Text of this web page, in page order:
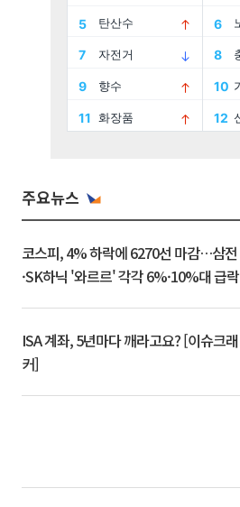
주요뉴스
코스피, 4% 하락에 6270선 마감…삼전
·SK하닉 '와르르' 각각 6%·10%대 급락
ISA 계좌, 5년마다 깨라고요? [이슈크래
커]